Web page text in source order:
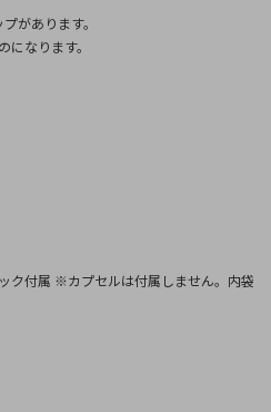
があります。
なります。
ク付属 ※カプセルは付属しません。内袋